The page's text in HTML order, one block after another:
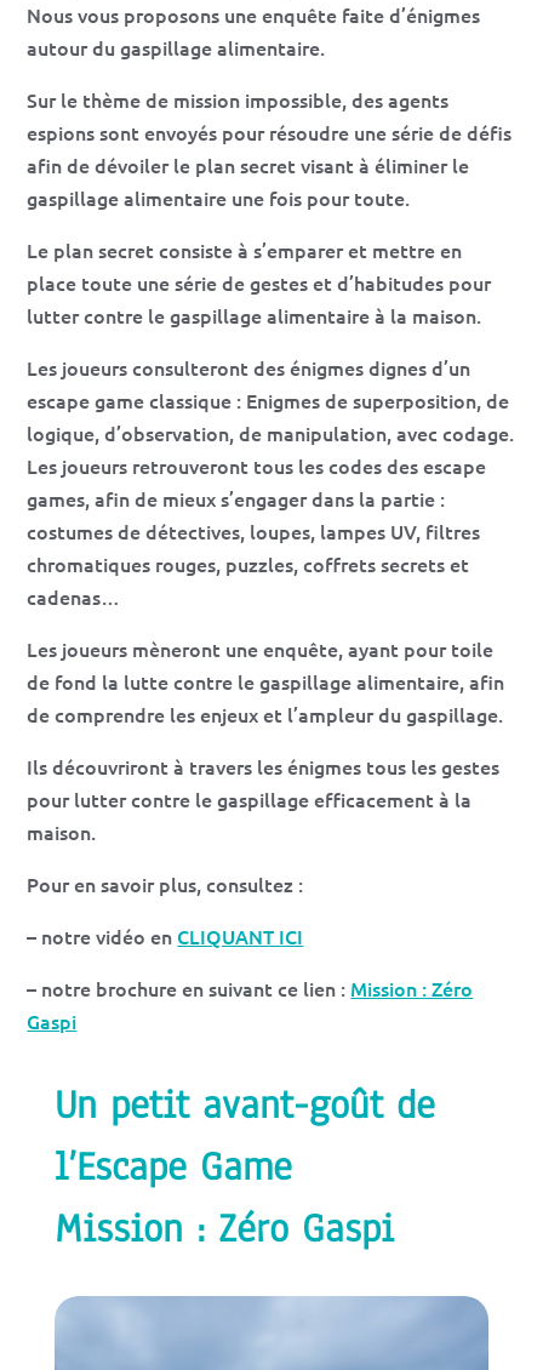
Nous vous proposons une enquête faite d’énigmes
autour du gaspillage alimentaire.
Sur le thème de mission impossible, des agents
espions sont envoyés pour résoudre une série de défis
afin de dévoiler le plan secret visant à éliminer le
gaspillage alimentaire une fois pour toute.
Le plan secret consiste à s’emparer et mettre en
place toute une série de gestes et d’habitudes pour
lutter contre le gaspillage alimentaire à la maison.
Les joueurs consulteront des énigmes dignes d’un
escape game classique : Enigmes de superposition, de
logique, d’observation, de manipulation, avec codage.
Les joueurs retrouveront tous les codes des escape
games, afin de mieux s’engager dans la partie :
costumes de détectives, loupes, lampes UV, filtres
chromatiques rouges, puzzles, coffrets secrets et
cadenas…
Les joueurs mèneront une enquête, ayant pour toile
de fond la lutte contre le gaspillage alimentaire, afin
de comprendre les enjeux et l’ampleur du gaspillage.
Ils découvriront à travers les énigmes tous les gestes
pour lutter contre le gaspillage efficacement à la
maison.
Pour en savoir plus, consultez :
– notre vidéo en CLIQUANT ICI
– notre brochure en suivant ce lien : Mission : Zéro
Gaspi
Un petit avant-goût de
l’Escape Game
Mission : Zéro Gaspi